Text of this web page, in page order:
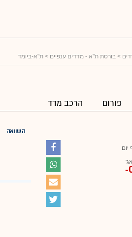
> בורסת ת"א - מדדים ענפיים > ת"א-ביומד
פורום הרכב מדד
יום
-
השוואה